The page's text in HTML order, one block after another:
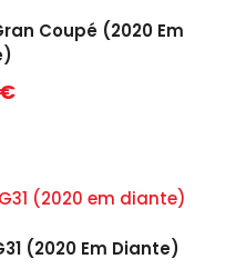
Coupé (2020 Em
(2020 Em Diante)